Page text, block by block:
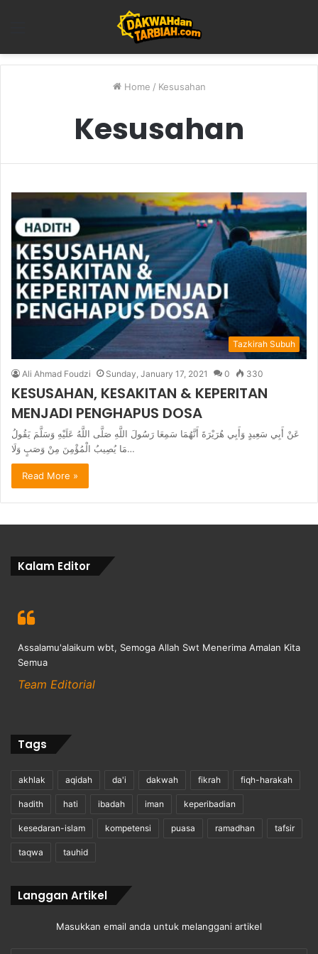
Home / Kesusahan
Kesusahan
Tazkirah Subuh
Ali Ahmad Foudzi Sunday, January 17, 2021 0 330
KESUSAHAN, KESAKITAN & KEPERITAN
MENJADI PENGHAPUS DOSA
عَنْ أَبِي سَعِيدٍ وَأَبِي هُرَيْرَةَ أَنَّهُمَا سَمِعَا رَسُولَ اللَّهِ صَلَّى اللَّهُ عَلَيْهِ وَسَلَّمَ يَقُولُ
مَا يُصِيبُ الْمُؤْمِنَ مِنْ وَصَبٍ وَلَا…
Read More »
Kalam Editor
Assalamu'alaikum wbt, Semoga Allah Swt Menerima Amalan Kita
Semua
Team Editorial
Tags
akhlak aqidah da'i dakwah fikrah fiqh-harakah
hadith hati ibadah iman keperibadian
kesedaran-islam kompetensi puasa ramadhan tafsir
taqwa tauhid
Langgan Artikel
Masukkan email anda untuk melanggani artikel